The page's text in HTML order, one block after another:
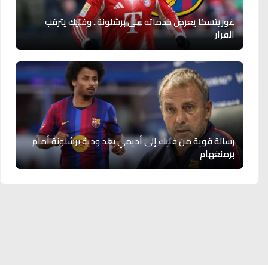
غوريتسكا يعرض خدماته على برشلونة.. وفليك يترقب
القرار
رسالة قوية من فليك إلى أديمي بعد ودية برشلونة أمام
برمنغهام